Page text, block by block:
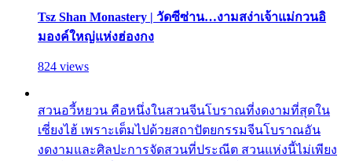
Tsz Shan Monastery | วัดซีซ่าน…งามสง่าเจ้าแม่กวนอิ
มองค์ใหญ่แห่งฮ่องกง
824 views
สวนอวี้หยวน คือหนึ่งในสวนจีนโบราณที่งดงามที่สุดใน
เซี่ยงไฮ้ เพราะเต็มไปด้วยสถาปัตยกรรมจีนโบราณอัน
งดงามและศิลปะการจัดสวนที่ประณีต สวนแห่งนี้ไม่เพียง